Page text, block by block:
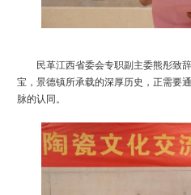
民革江西省委会专职副主委熊彤致
宝，景德镇所承载的深厚历史，正需要
脉的认同。